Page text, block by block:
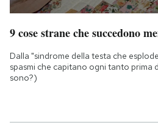
9 cose strane che succedono
Dalla "sindrome della testa che
spasmi che capitano ogni tanto prima
sono?)